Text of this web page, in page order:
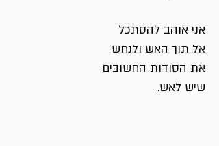
אני אוהב להסתכל
אל תוך האש ולנחש
את הסודות החשובים
שיש לאש.